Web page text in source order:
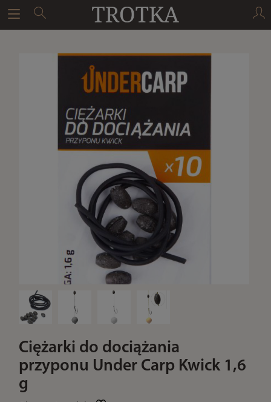
Ciężarki do dociążania
przyponu Under Carp Kwick 1,6
g